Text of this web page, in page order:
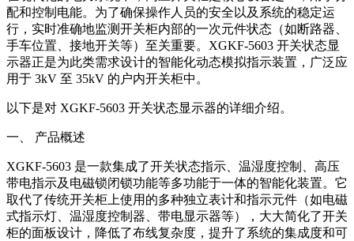
配和控制电能。为了确保操作人员的安全以及系统的稳定运
行，实时准确地监测开关柜内部的一次元件状态（如断路器、
手车位置、接地开关等）至关重要。XGKF-5603 开关状态显
示器正是为此类需求设计的智能化动态模拟指示装置，广泛应
用于 3kV 至 35kV 的户内开关柜中。
以下是对 XGKF-5603 开关状态显示器的详细介绍。
一、 产品概述
XGKF-5603 是一款集成了开关状态指示、温湿度控制、高压
带电指示及电磁锁闭锁功能等多功能于一体的智能化装置。它
取代了传统开关柜上使用的多种独立表计和指示元件（如电磁
式指示灯、温湿度控制器、带电显示器等），大大简化了开关
柜的面板设计，降低了布线复杂度，提升了系统的集成度和可